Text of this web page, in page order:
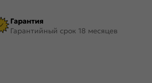
Гарантия
Гарантийный срок 18 месяцев